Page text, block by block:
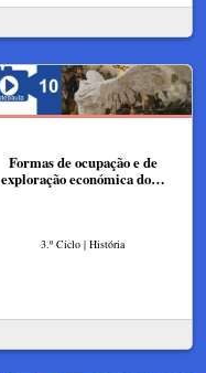
Formas de ocupação e de
exploração económica do…
3.º Ciclo | História